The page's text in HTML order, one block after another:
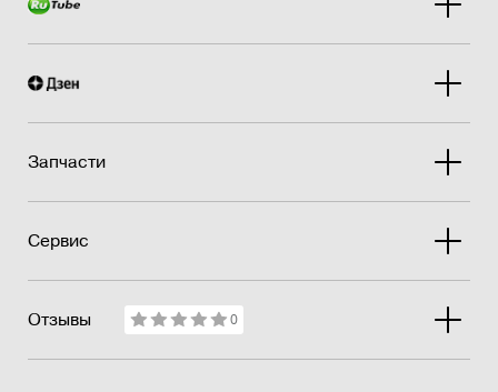
Запчасти
Сервис
Отзывы 0